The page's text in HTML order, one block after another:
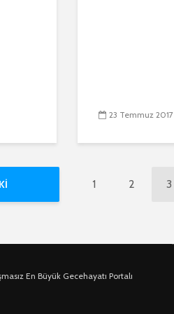
23 Temmuz 2017
1 2 3
En Büyük Gecehayatı Portalı